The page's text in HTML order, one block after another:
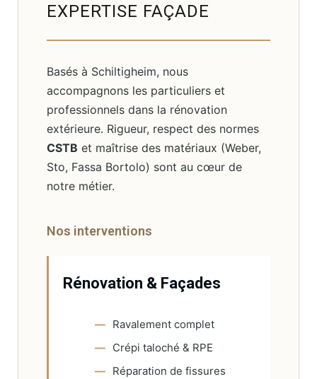
EXPERTISE FAÇADE
Basés à Schiltigheim, nous
accompagnons les particuliers et
professionnels dans la rénovation
extérieure. Rigueur, respect des normes
CSTB et maîtrise des matériaux (Weber,
Sto, Fassa Bortolo) sont au cœur de
notre métier.
Nos interventions
Rénovation & Façades
Ravalement complet
Crépi taloché & RPE
Réparation de fissures